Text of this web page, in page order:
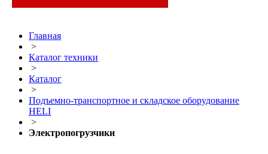
Главная
>
Каталог техники
>
Каталог
>
Подъемно-транспортное и складское оборудование
HELI
>
Электропогрузчики